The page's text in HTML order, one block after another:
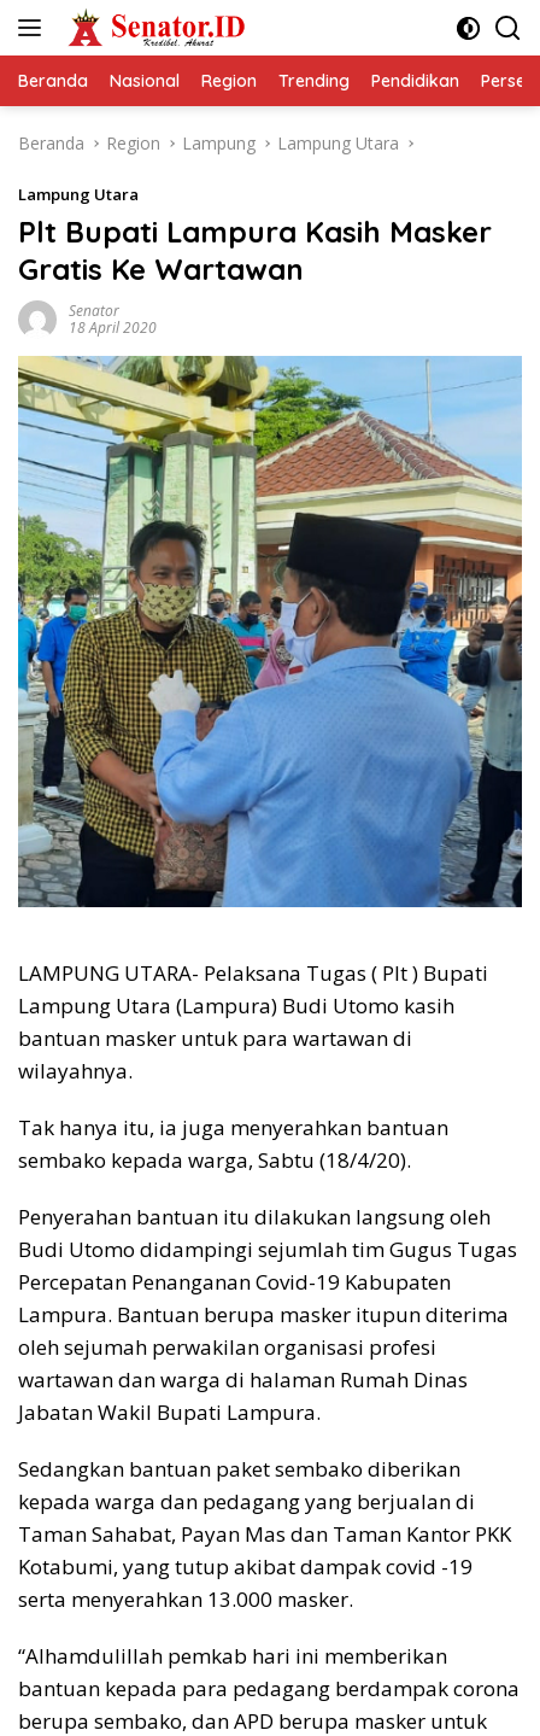
Beranda Nasional Region Trending Pendidikan
Beranda Region Lampung Lampung Utara
Lampung Utara
Plt Bupati Lampura Kasih Masker
Gratis Ke Wartawan
Senator
18 April 2020
LAMPUNG UTARA- Pelaksana Tugas ( Plt ) Bupati
Lampung Utara (Lampura) Budi Utomo kasih
bantuan masker untuk para wartawan di
wilayahnya.
Tak hanya itu, ia juga menyerahkan bantuan
sembako kepada warga, Sabtu (18/4/20).
Penyerahan bantuan itu dilakukan langsung oleh
Budi Utomo didampingi sejumlah tim Gugus Tugas
Percepatan Penanganan Covid-19 Kabupaten
Lampura. Bantuan berupa masker itupun diterima
oleh sejumah perwakilan organisasi profesi
wartawan dan warga di halaman Rumah Dinas
Jabatan Wakil Bupati Lampura.
Sedangkan bantuan paket sembako diberikan
kepada warga dan pedagang yang berjualan di
Taman Sahabat, Payan Mas dan Taman Kantor PKK
Kotabumi, yang tutup akibat dampak covid -19
serta menyerahkan 13.000 masker.
“Alhamdulillah pemkab hari ini memberikan
bantuan kepada para pedagang berdampak corona
berupa sembako, dan APD berupa masker untuk